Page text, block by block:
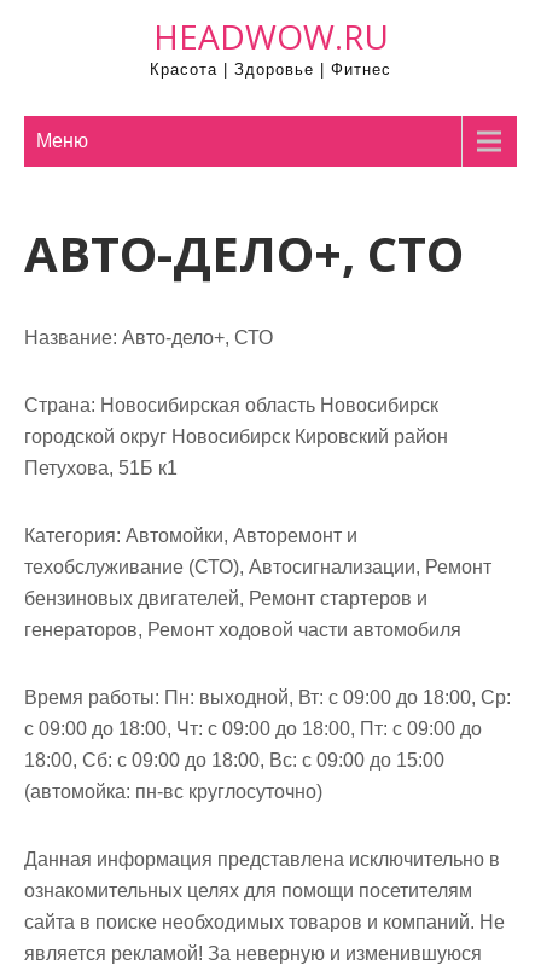
HEADWOW.RU
Красота | Здоровье | Фитнес
Меню
АВТО-ДЕЛО+, СТО
Название: Авто-дело+, СТО
Страна: Новосибирская область Новосибирск
городской округ Новосибирск Кировский район
Петухова, 51Б к1
Категория: Автомойки, Авторемонт и
техобслуживание (СТО), Автосигнализации, Ремонт
бензиновых двигателей, Ремонт стартеров и
генераторов, Ремонт ходовой части автомобиля
Время работы: Пн: выходной, Вт: с 09:00 до 18:00, Ср:
с 09:00 до 18:00, Чт: с 09:00 до 18:00, Пт: с 09:00 до
18:00, Сб: с 09:00 до 18:00, Вс: с 09:00 до 15:00
(автомойка: пн-вс круглосуточно)
Данная информация представлена исключительно в
ознакомительных целях для помощи посетителям
сайта в поиске необходимых товаров и компаний. Не
является рекламой! За неверную и изменившуюся